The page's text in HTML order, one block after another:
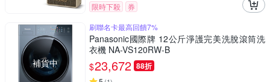
限時下殺 券
補貨中
刷聯名卡最高回饋7%
Panasonic國際牌 12公斤淨護完美洗脫滾筒洗
衣機 NA-VS120RW-B
$23,672 88折